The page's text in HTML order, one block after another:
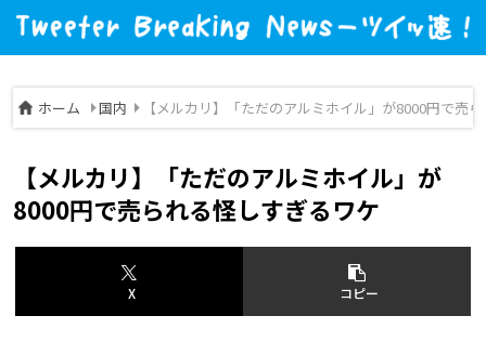
ホーム 国内 【メルカリ】「ただのアルミホイル」が8000円で売
【メルカリ】「ただのアルミホイル」が
8000円で売られる怪しすぎるワケ
X コピー